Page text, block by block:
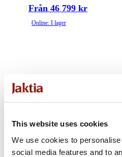
This website uses cookies
We use cookies to
social media features and to
Från 46 799 kr
Online: I lager